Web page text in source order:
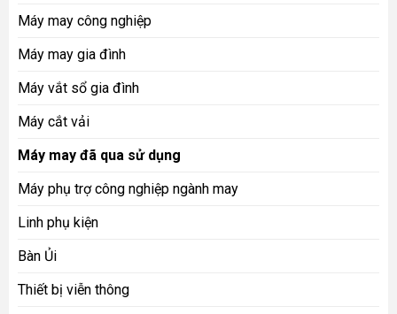
Máy may công nghiệp
Máy may gia đình
Máy vắt sổ gia đình
Máy cắt vải
Máy may đã qua sử dụng
Máy phụ trợ công nghiệp ngành may
Linh phụ kiện
Bàn Ủi
Thiết bị viễn thông